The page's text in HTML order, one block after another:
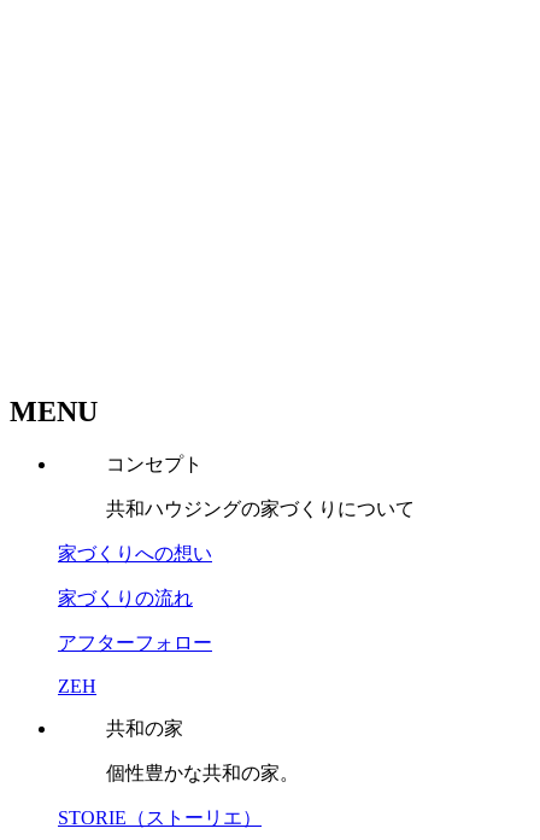
MENU
コンセプト
共和ハウジングの家づくりについて
家づくりへの想い
家づくりの流れ
アフターフォロー
ZEH
共和の家
個性豊かな共和の家。
STORIE（ストーリエ）